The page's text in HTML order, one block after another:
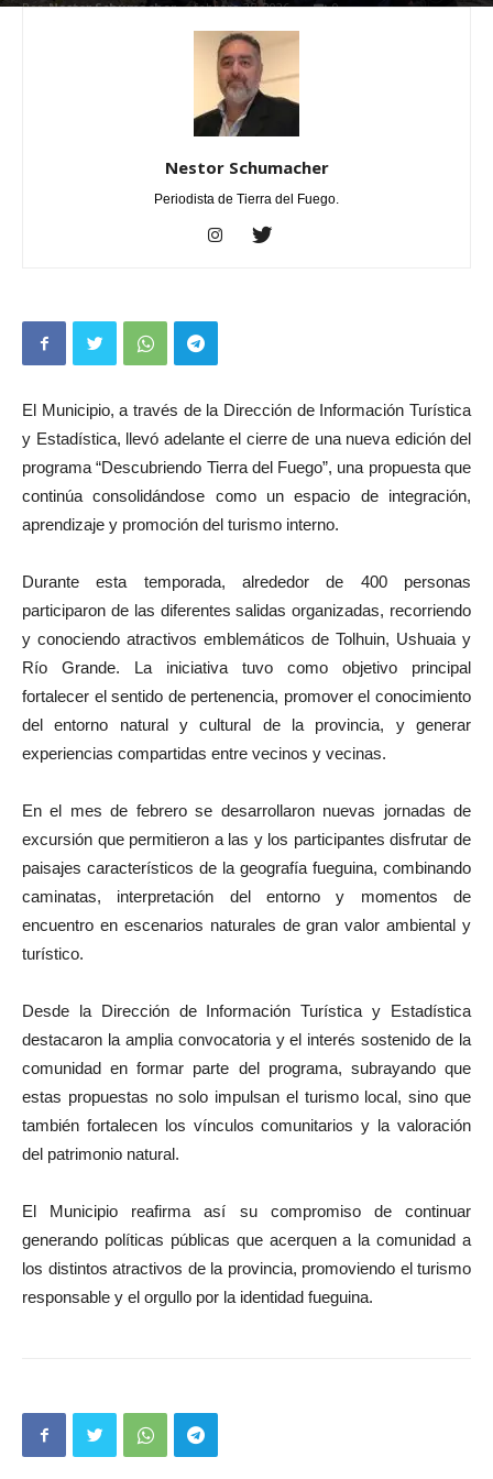
Por Nestor Schumacher - febrero 25, 2026 0
Nestor Schumacher
Periodista de Tierra del Fuego.
El Municipio, a través de la Dirección de Información Turística
y Estadística, llevó adelante el cierre de una nueva edición del
programa “Descubriendo Tierra del Fuego”, una propuesta que
continúa consolidándose como un espacio de integración,
aprendizaje y promoción del turismo interno.
Durante esta temporada, alrededor de 400 personas
participaron de las diferentes salidas organizadas, recorriendo
y conociendo atractivos emblemáticos de Tolhuin, Ushuaia y
Río Grande. La iniciativa tuvo como objetivo principal
fortalecer el sentido de pertenencia, promover el conocimiento
del entorno natural y cultural de la provincia, y generar
experiencias compartidas entre vecinos y vecinas.
En el mes de febrero se desarrollaron nuevas jornadas de
excursión que permitieron a las y los participantes disfrutar de
paisajes característicos de la geografía fueguina, combinando
caminatas, interpretación del entorno y momentos de
encuentro en escenarios naturales de gran valor ambiental y
turístico.
Desde la Dirección de Información Turística y Estadística
destacaron la amplia convocatoria y el interés sostenido de la
comunidad en formar parte del programa, subrayando que
estas propuestas no solo impulsan el turismo local, sino que
también fortalecen los vínculos comunitarios y la valoración
del patrimonio natural.
El Municipio reafirma así su compromiso de continuar
generando políticas públicas que acerquen a la comunidad a
los distintos atractivos de la provincia, promoviendo el turismo
responsable y el orgullo por la identidad fueguina.